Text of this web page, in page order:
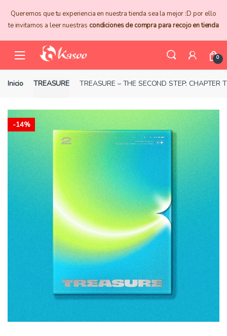
navigation
content
Queremos que tu experiencia en nuestra tienda sea la mejor :D por ello
te invitamos a leer nuestras condiciones de compra para recojo en tienda
0
Inicio TREASURE TREASURE – THE SECOND STEP:
-14%